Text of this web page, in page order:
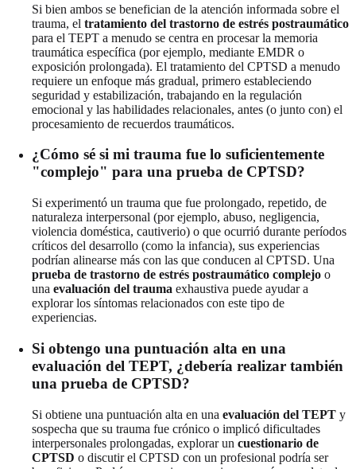
Si bien ambos se benefician de la atención informada sobre el
trauma, el tratamiento del trastorno de estrés postraumático
para el TEPT a menudo se centra en procesar la memoria
traumática específica (por ejemplo, mediante EMDR o
exposición prolongada). El tratamiento del CPTSD a menudo
requiere un enfoque más gradual, primero estableciendo
seguridad y estabilización, trabajando en la regulación
emocional y las habilidades relacionales, antes (o junto con) el
procesamiento de recuerdos traumáticos.
¿Cómo sé si mi trauma fue lo suficientemente
"complejo" para una prueba de CPTSD?
Si experimentó un trauma que fue prolongado, repetido, de
naturaleza interpersonal (por ejemplo, abuso, negligencia,
violencia doméstica, cautiverio) o que ocurrió durante períodos
críticos del desarrollo (como la infancia), sus experiencias
podrían alinearse más con las que conducen al CPTSD. Una
prueba de trastorno de estrés postraumático complejo o
una evaluación del trauma exhaustiva puede ayudar a
explorar los síntomas relacionados con este tipo de
experiencias.
Si obtengo una puntuación alta en una
evaluación del TEPT, ¿debería realizar también
una prueba de CPTSD?
Si obtiene una puntuación alta en una evaluación del TEPT y
sospecha que su trauma fue crónico o implicó dificultades
interpersonales prolongadas, explorar un cuestionario de
CPTSD o discutir el CPTSD con un profesional podría ser